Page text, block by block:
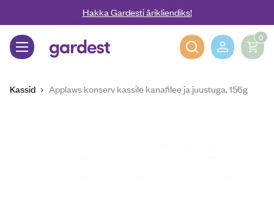
Liigu edasi põhisisu juurdeHakka Gardesti ärikliendiks!
Gardest
0
Kassid Applaws konserv kassile kanafilee ja juustuga, 156g